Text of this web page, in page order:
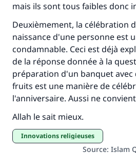
mais ils sont tous faibles donc
Deuxièmement, la célébration
naissance d'une personne est
condamnable. Ceci est déjà
de la réponse donnée à la
préparation d'un banquet avec
fruits est une manière de
l'anniversaire. Aussi ne
Allah le sait mieux.
innovations religieuses
Source: Islam
Aidez nous à apporter
Le Messager d'Allah
"Celui qui indique une
même récompense que
(MOUSLIM